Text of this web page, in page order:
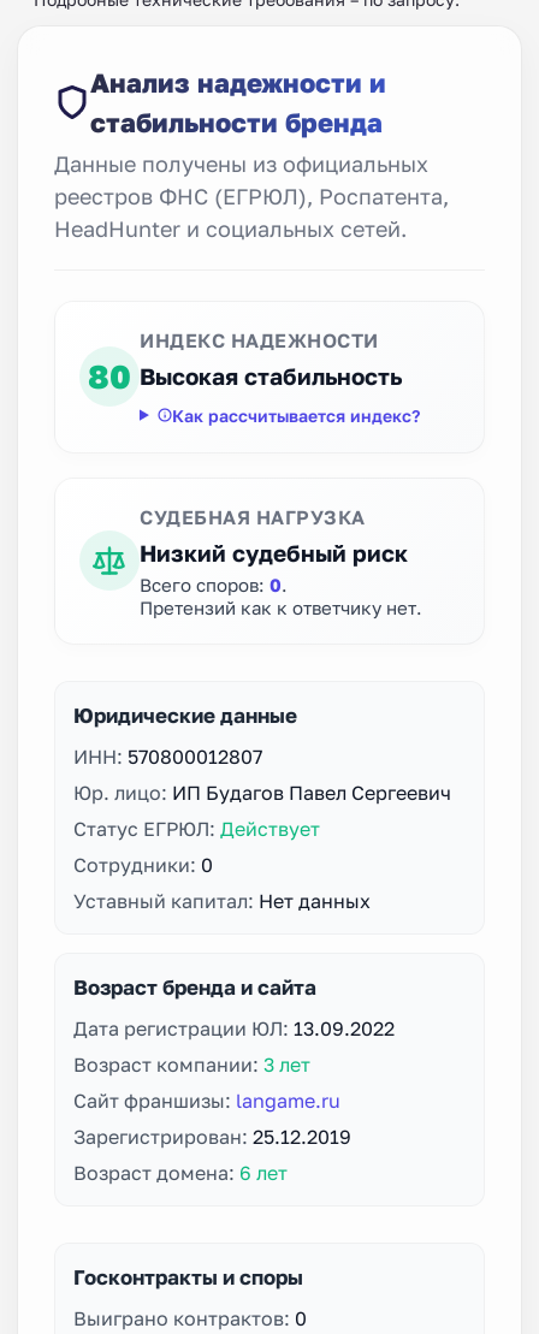
Анализ надежности и
стабильности бренда
Данные получены из официальных
реестров ФНС (ЕГРЮЛ), Роспатента,
HeadHunter и социальных сетей.
80
ИНДЕКС НАДЕЖНОСТИ
Высокая стабильность
Как рассчитывается индекс?
СУДЕБНАЯ НАГРУЗКА
Низкий судебный риск
Всего споров: 0
Претензий как к ответчику нет.
Юридические данные
ИНН: 570800012807
Юр. лицо: ИП Будагов Павел Сергеевич
Статус ЕГРЮЛ: Действует
Сотрудники: 0
Уставный капитал: Нет данных
Возраст бренда и сайта
Дата регистрации ЮЛ: 13.09.2022
Возраст компании: 3 лет
Сайт франшизы: langame.ru
Зарегистрирован: 25.12.2019
Возраст домена: 6 лет
Госконтракты и споры
Выиграно контрактов: 0